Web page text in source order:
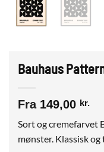
Bauhaus
Fra 149,00 kr.
Sort og cremefarvet
mønster. Klassisk